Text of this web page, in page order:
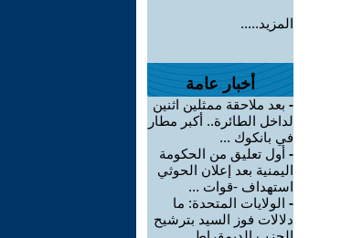
المزيد.....
أخبار عامة
- بعد ملاحقة ممثلين اثنين
لداخل الطائرة.. أكبر مطار
في بانكوك ...
- أول تعليق من الحكومة
اليمنية بعد إعلان الحوثي
استهداف -قوات ...
- الولايات المتحدة: ما
دلالات فوز السيد بترشيح